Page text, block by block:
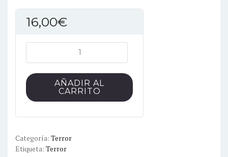
16,00€
Sujeto
9
cantidadAÑADIR AL
CARRITO
Categoría: Terror
Etiqueta: Terror